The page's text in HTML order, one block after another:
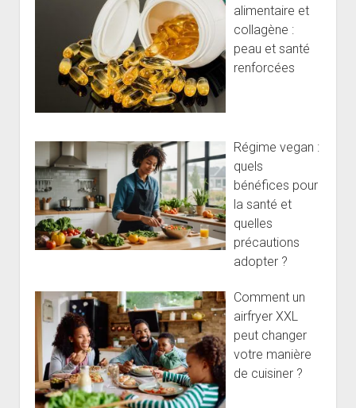
alimentaire et
collagène :
peau et santé
renforcées
Régime vegan :
quels
bénéfices pour
la santé et
quelles
précautions
adopter ?
Comment un
airfryer XXL
peut changer
votre manière
de cuisiner ?